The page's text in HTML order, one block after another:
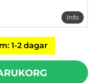
Info
mer
1-2 dagar